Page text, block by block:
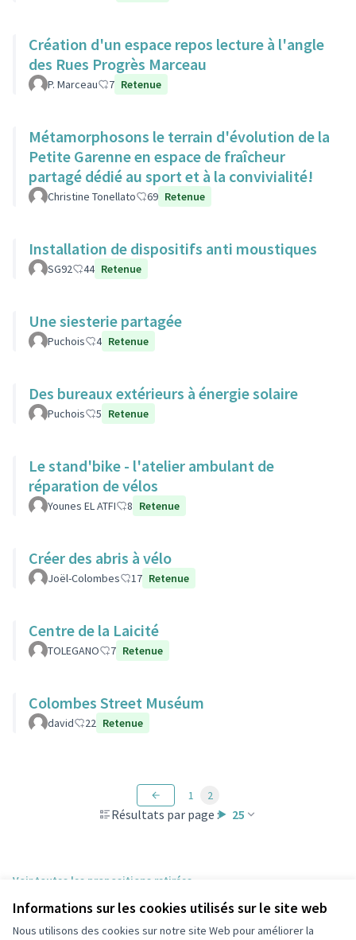
Informations sur les cookies utilisés sur le site web
Nous utilisons des cookies sur notre site Web pour améliorer la
Création d'un espace repos lecture à l'angle
des Rues Progrès Marceau
P. Marceau 7 Retenue
Métamorphosons le terrain d'évolution de la
Petite Garenne en espace de fraîcheur
partagé dédié au sport et à la convivialité!
Christine Tonellato 69 Retenue
Installation de dispositifs anti moustiques
SG92 44 Retenue
Une siesterie partagée
Puchois 4 Retenue
Des bureaux extérieurs à énergie solaire
Puchois 5 Retenue
Le stand'bike - l'atelier ambulant de
réparation de vélos
Younes EL ATFI 8 Retenue
Créer des abris à vélo
Joël-Colombes 17 Retenue
Centre de la Laicité
TOLEGANO 7 Retenue
Colombes Street Muséum
david 22 Retenue
Résultats par page : 25
1 2
Voir toutes les propositions retirées
Conditions d'utilisation